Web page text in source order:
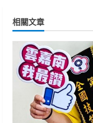
i
n
e
相關文章